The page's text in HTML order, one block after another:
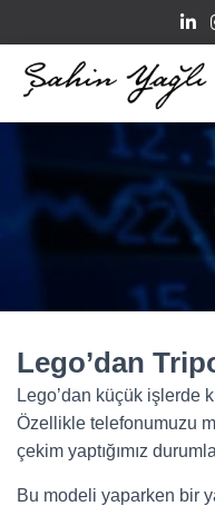
Lego’dan
Lego’dan küçük işlerde
Özellikle telefonumuzu
çekim yaptığımız
Bu modeli yaparken bir